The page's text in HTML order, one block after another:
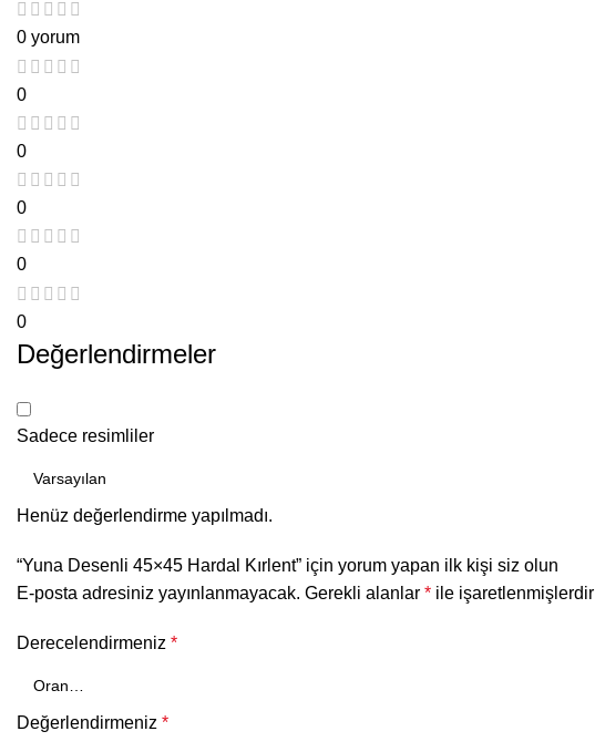
0 yorum
0
0
0
0
0
Değerlendirmeler
Sadece resimliler
Henüz değerlendirme yapılmadı.
“Yuna Desenli 45×45 Hardal Kırlent” için yorum yapan ilk kişi siz olun
E-posta adresiniz yayınlanmayacak. Gerekli alanlar * ile işaretlenmişlerdir
Derecelendirmeniz *
Değerlendirmeniz *